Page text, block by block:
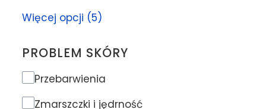
Więcej opcji (5)
PROBLEM SKÓRY
Problem skóry
Przebarwienia
Zmarszczki i jędrność